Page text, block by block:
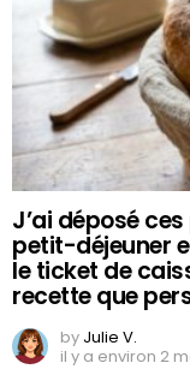
J’ai déposé
petit-déjeuner
le ticket de
recette que
by Julie V.
il y a environ 2